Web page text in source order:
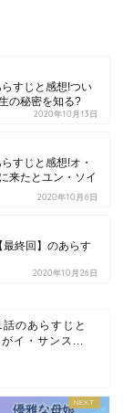
すじと感想!つい
の秘密を知る?
2020年10月13日
すじと感想!オ・
来たとユン・ソイ
2020年10月6日
最終回】のあらす
2020年10月26日
のあらすじと
イ・サンス...